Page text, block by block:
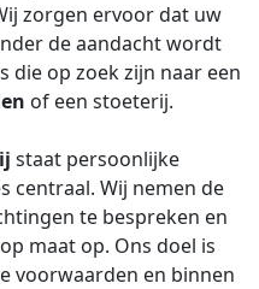
zorgen ervoor dat uw
de aandacht wordt
die op zoek zijn naar een
of een stoeterij.
staat persoonlijke
centraal. Wij nemen de
te bespreken en
maat op. Ons doel is
voorwaarden en binnen